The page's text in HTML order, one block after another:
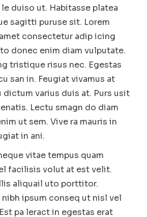
duiso ut. Habitasse platea
sagitti puruse sit. Lorem
consectetur adip icing
donec enim diam vulputate.
tristique risus nec. Egestas
san in. Feugiat vivamus at
dictum varius duis at. Purs usit
Lectu smagn do diam
ut sem. Vive ra mauris in
in ani.
vitae tempus quam
facilisis volut at est velit.
aliquail uto porttitor.
ipsum conseq ut nisl vel
pa leract in egestas erat